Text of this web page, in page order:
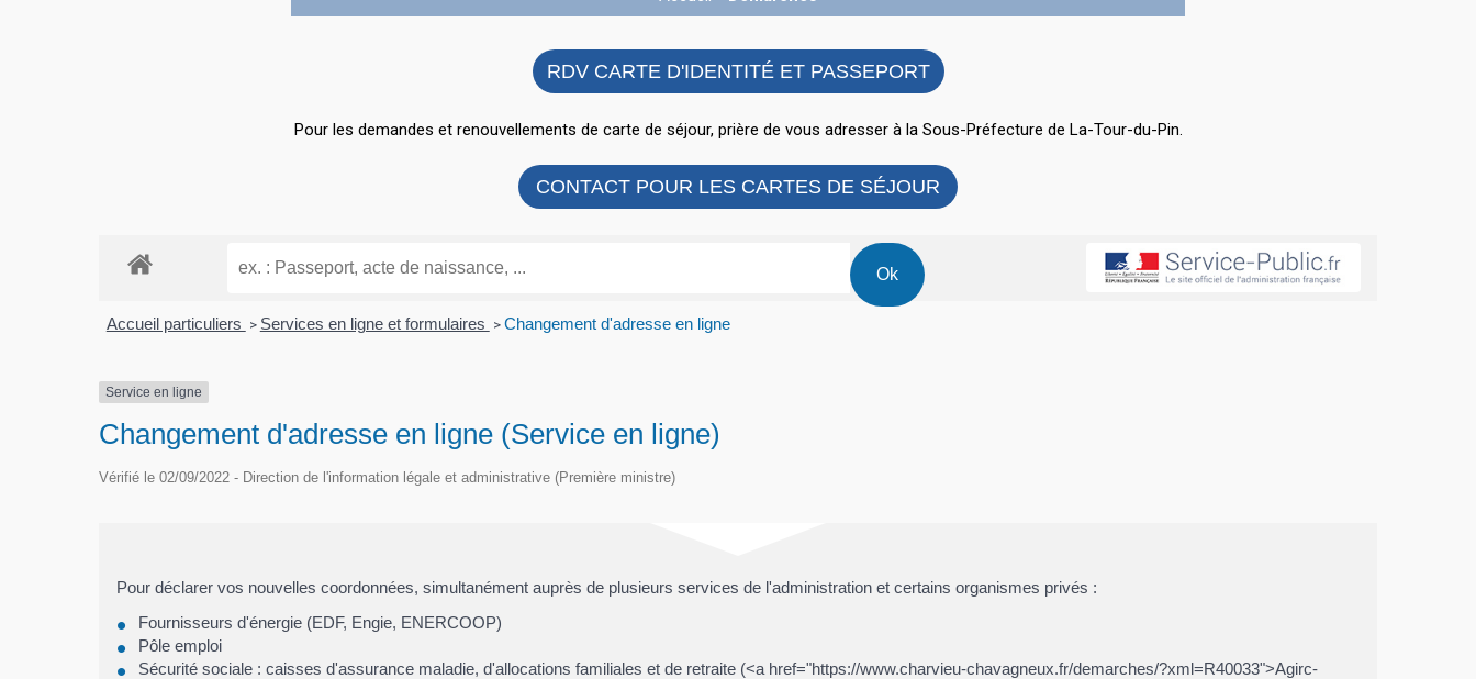
RDV CARTE D'IDENTITÉ ET PASSEPORT
Pour les demandes et renouvellements de carte de séjour, prière de vous adresser à la Sous-Préfecture de La-Tour-du-Pin.
CONTACT POUR LES CARTES DE SÉJOUR
Accueil particuliers > Services en ligne et formulaires > Changement d'adresse en ligne
Service en ligne
Changement d'adresse en ligne (Service en ligne)
Vérifié le 02/09/2022 - Direction de l'information légale et administrative (Première ministre)
Pour déclarer vos nouvelles coordonnées, simultanément auprès de plusieurs services de l'administration et certains organismes privés :
Fournisseurs d'énergie (EDF, Engie, ENERCOOP)
Pôle emploi
Sécurité sociale : caisses d'assurance maladie, d'allocations familiales et de retraite (<a href="https://www.charvieu-chavagneux.fr/demarches/?xml=R40033">Agirc-